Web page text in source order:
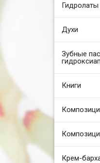
Духи
Зубные
Книги
Крем-